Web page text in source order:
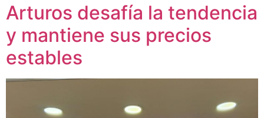
Arturos desafía la tendencia
y mantiene sus precios
estables